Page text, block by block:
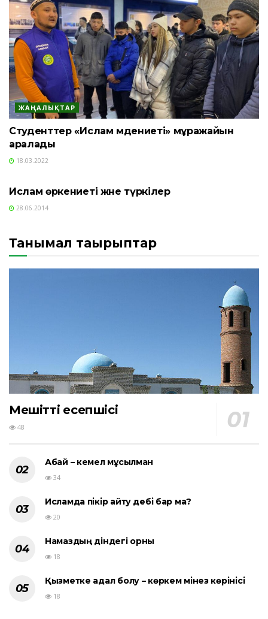
ЖАҢАЛЫҚТАР
Студенттер «Ислам мәдениеті» мұражайын
аралады
18.03.2022
Ислам өркениеті және түркілер
28.06.2014
Танымал тақырыптар
Мешіттің есепшісі
48
Абай – кемел мұсылман
34
Исламда пікір айту әдебі бар ма?
20
Намаздың діндегі орны
18
Қызметке адал болу – көркем мінез көрінісі
18